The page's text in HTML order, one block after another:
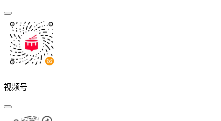
视频号